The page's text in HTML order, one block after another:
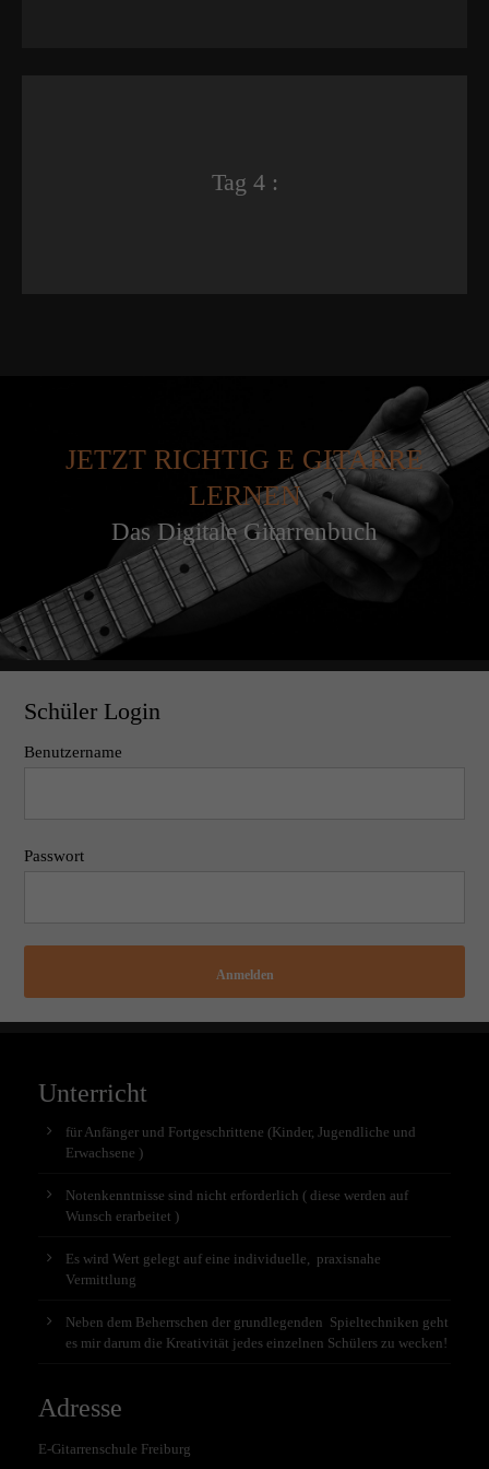
Tag 4 :
JETZT RICHTIG E GITARRE
LERNEN
Das Digitale Gitarrenbuch
Schüler Login
Benutzername
Passwort
Anmelden
Unterricht
für Anfänger und Fortgeschrittene (Kinder, Jugendliche und
Erwachsene )
Notenkenntnisse sind nicht erforderlich ( diese werden auf
Wunsch erarbeitet )
Es wird Wert gelegt auf eine individuelle, praxisnahe
Vermittlung
Neben dem Beherrschen der grundlegenden Spieltechniken geht
es mir darum die Kreativität jedes einzelnen Schülers zu wecken!
Adresse
E-Gitarrenschule Freiburg